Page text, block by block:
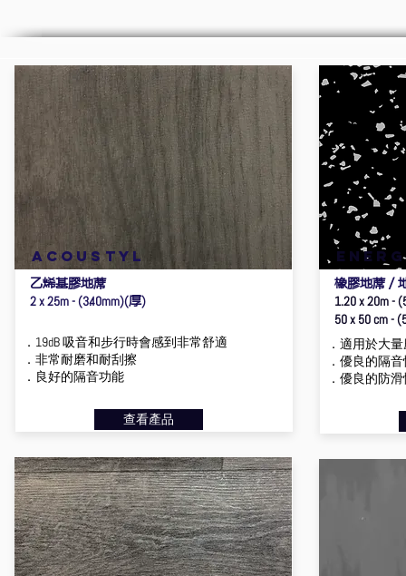
ACOUSTYL
乙烯基膠地蓆
2 x 25m - (3.40mm)(厚)
．19dB 吸音和步行時會感到非常舒適
．非常耐磨和耐刮擦
．良好的隔音功能
查看產品
橡膠地蓆／
1.20 x 20m -
50 x 50 cm -
．適用於大
．優良的隔
．優良的防